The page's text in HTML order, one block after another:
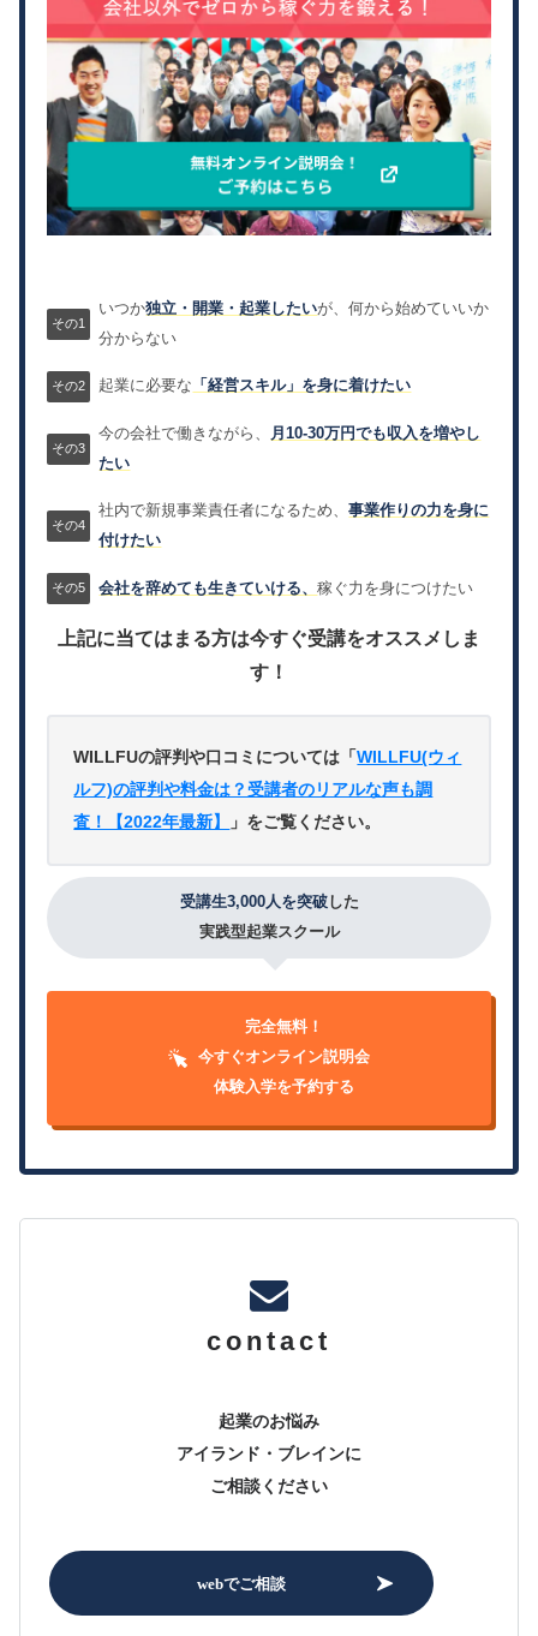
いつか独立・開業・起業したいが、何から始めていいか
分からない
起業に必要な 「経営スキル」を身に着けたい
今の会社で働きながら、
月10-30万円でも収入を増やし
たい
社内で新規事業責任者になるため、事業作りの力を身に
付けたい
会社を辞めても生きていける、稼ぐ力を身につけたい
上記に当てはまる方は今すぐ受講をオススメしま
す！
WILLFUの評判や口コミについては「WILLFU(ウィ
ルフ)の評判や料金は？受講者のリアルな声も調
査！【2022年最新】
」をご覧ください。
受講生3,000人を突破した
実践型起業スクール
完全無料！
今すぐオンライン説明会
体験入学を予約する
contact
起業のお悩み
アイランド・ブレインに
ご相談ください
webでご相談